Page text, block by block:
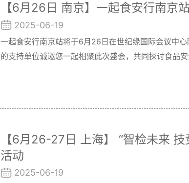
【6月26日 南京】一起食安行南京站
2025-06-19
一起食安行南京站将于6月26日在世纪缘国际会议中
的支持单位诚邀您一起相聚此次盛会，共同探讨食品安
【6月26-27日 上海】 “智检未来
活动
2025-06-19